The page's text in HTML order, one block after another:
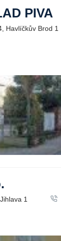
PIVA
Havlíčkův Brod 1
1